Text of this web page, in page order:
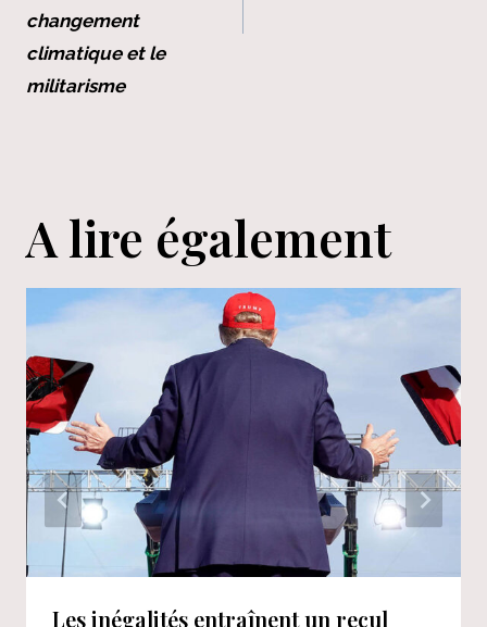
changement
climatique et le
militarisme
A lire également
Les inégalités entraînent un recul